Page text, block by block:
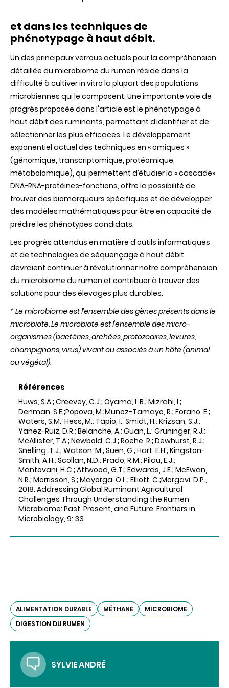
et dans les techniques de
phénotypage à haut débit.
Un des principaux verrous actuels pour la compréhension
détaillée du microbiome du rumen réside dans la
difficulté à cultiver in vitro la plupart des populations
microbiennes qui le composent. Une importante voie de
progrès proposée dans l'article est le phénotypage à
haut débit des ruminants, permettant d’identifier et de
sélectionner les plus efficaces. Le développement
exponentiel actuel des techniques en « omiques »
(génomique, transcriptomique, protéomique,
métabolomique), qui permettent d’étudier la « cascade»
DNA-RNA-protéines-fonctions, offre la possibilité de
trouver des biomarqueurs spécifiques et de développer
des modèles mathématiques pour être en capacité de
prédire les phénotypes candidats.
Les progrès attendus en matière d'outils informatiques
et de technologies de séquençage à haut débit
devraient continuer à révolutionner notre compréhension
du microbiome du rumen et contribuer à trouver des
solutions pour des élevages plus durables.
* Le microbiome est l’ensemble des gènes présents dans le
microbiote. Le microbiote est l'ensemble des micro-
organismes (bactéries, archées, protozoaires, levures,
champignons, virus) vivant ou associés à un hôte (animal
ou végétal).
Références
Huws, S.A.; Creevey, C.J.; Oyama, L.B.; Mizrahi, I.;
Denman, S.E.;Popova, M.;Munoz-Tamayo, R.; Forano, E.;
Waters, S.M.; Hess, M.; Tapio, I.; Smidt, H.; Krizsan, S.J.;
Yanez-Ruiz, D.R.; Belanche, A.; Guan, L.; Gruninger, R.J.;
McAllister, T.A.; Newbold, C.J.; Roehe, R.; Dewhurst, R.J.;
Snelling, T.J.; Watson, M.; Suen, G.; Hart, E.H.; Kingston-
Smith, A.H.; Scollan, N.D.; Prado, R.M.; Pilau, E.J.;
Mantovani, H.C.; Attwood, G.T.; Edwards, J.E.; McEwan,
N.R.; Morrisson, S.; Mayorga, O.L.; Elliott, C.;Morgavi, D.P.,
2018. Addressing Global Ruminant Agricultural
Challenges Through Understanding the Rumen
Microbiome: Past, Present, and Future. Frontiers in
Microbiology, 9: 33
ALIMENTATION DURABLE MÉTHANE
MICROBIOME
DIGESTION DU RUMEN
SYLVIE ANDRÉ